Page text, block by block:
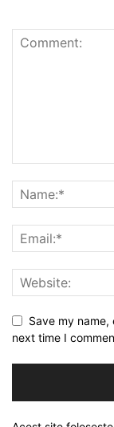
Save my
next time I